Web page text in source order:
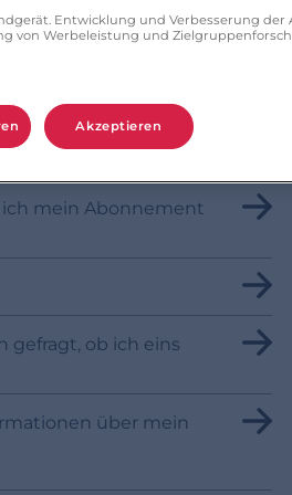
mein Abonnement
gefragt, ob ich eins
über mein
Entwicklung und Verbesserung der
von Werbeleistung und
Akzeptieren